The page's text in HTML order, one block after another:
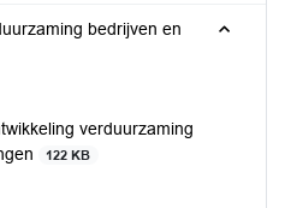
bedrijven en
verduurzaming
122 KB